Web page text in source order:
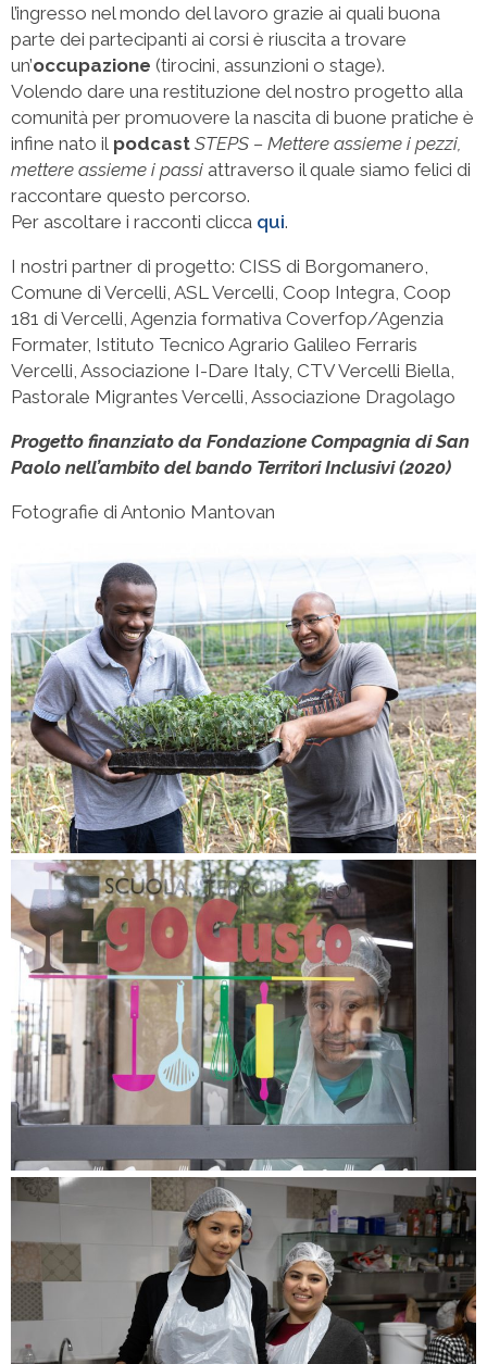
l’ingresso nel mondo del lavoro grazie ai quali buona
parte dei partecipanti ai corsi è riuscita a trovare
un’occupazione (tirocini, assunzioni o stage).
Volendo dare una restituzione del nostro progetto alla
comunità per promuovere la nascita di buone pratiche è
infine nato il podcast STEPS – Mettere assieme i pezzi,
mettere assieme i passi attraverso il quale siamo felici di
raccontare questo percorso.
Per ascoltare i racconti clicca qui.
I nostri partner di progetto: CISS di Borgomanero,
Comune di Vercelli, ASL Vercelli, Coop Integra, Coop
181 di Vercelli, Agenzia formativa Coverfop/Agenzia
Formater, Istituto Tecnico Agrario Galileo Ferraris
Vercelli, Associazione I-Dare Italy, CTV Vercelli Biella,
Pastorale Migrantes Vercelli, Associazione Dragolago
Progetto finanziato da Fondazione Compagnia di San
Paolo nell’ambito del bando Territori Inclusivi (2020)
Fotografie di Antonio Mantovan